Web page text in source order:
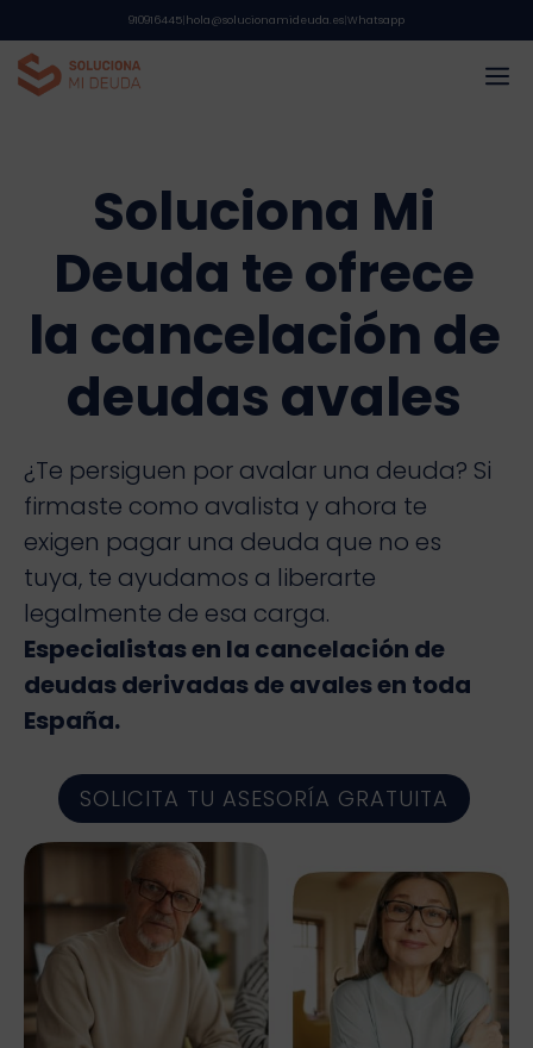
al
contenido
910916445|hola@solucionamideuda.es|Whatsapp
Soluciona Mi
Deuda te ofrece
la cancelación de
deudas avales
¿Te persiguen por avalar una deuda? Si
firmaste como avalista y ahora te
exigen pagar una deuda que no es
tuya, te ayudamos a liberarte
legalmente de esa carga.
Especialistas en la cancelación de
deudas derivadas de avales en toda
España.
SOLICITA TU ASESORÍA GRATUITA